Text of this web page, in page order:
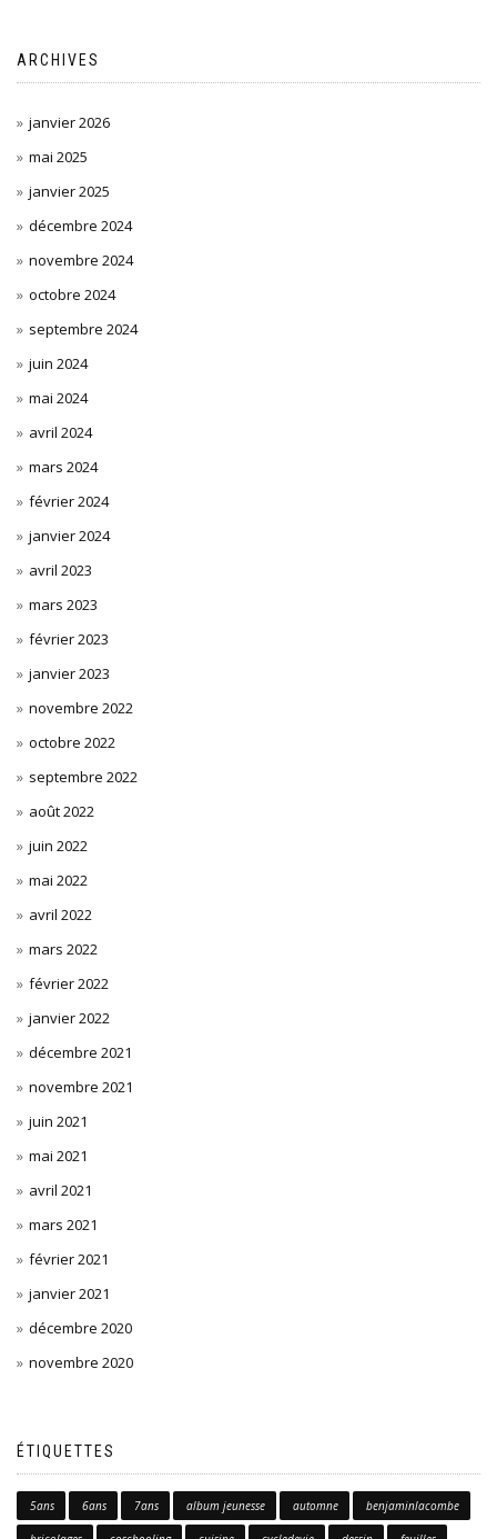
ARCHIVES
janvier 2026
mai 2025
janvier 2025
décembre 2024
novembre 2024
octobre 2024
septembre 2024
juin 2024
mai 2024
avril 2024
mars 2024
février 2024
janvier 2024
avril 2023
mars 2023
février 2023
janvier 2023
novembre 2022
octobre 2022
septembre 2022
août 2022
juin 2022
mai 2022
avril 2022
mars 2022
février 2022
janvier 2022
décembre 2021
novembre 2021
juin 2021
mai 2021
avril 2021
mars 2021
février 2021
janvier 2021
décembre 2020
novembre 2020
ÉTIQUETTES
5ans 6ans 7ans album jeunesse automne benjaminlacombe